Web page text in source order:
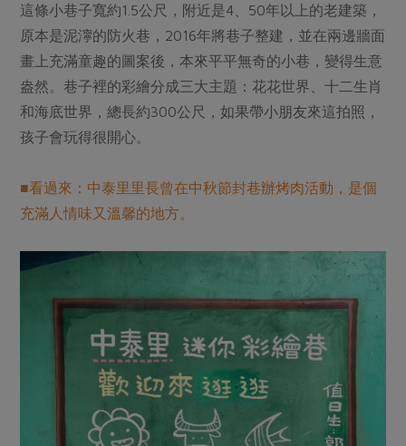
這條小巷子寬約1.5公尺，附近是4、50年以上的老建築，
原本是泥濘的防火巷，2016年將巷子整建，並在兩邊牆面
畫上充滿童趣的圖案後，本來平平無奇的小巷，變得生意
盎然。巷子裡的彩繪分成三大主題：花花世界、十二生肖
和海底世界，總長約300公尺，如果帶小朋友來這拍照，
孩子會玩得很開心。
■看過來：中泰里里長曾在中秋節封巷辦烤肉活動，是個
充滿人情味又溫馨的地方。